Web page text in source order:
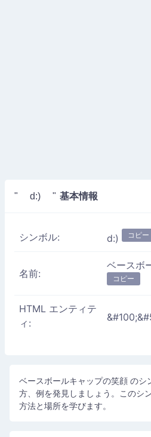
" d:) " 基本情報
シンボル: d:) コピー
名前:
ベースボ
コピー
HTML エンティテ
ィ:
ベースボールキャップの笑顔 の
方、例を発見しましょう。このシ
方法と場所を学びます。